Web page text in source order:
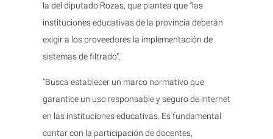
la del diputado Rozas, que plantea que “las
instituciones educativas de la provincia deberán
exigir a los proveedores la implementación de
sistemas de filtrado”.
“Busca establecer un marco normativo que
garantice un uso responsable y seguro de internet
en las instituciones educativas. Es fundamental
contar con la participación de docentes,